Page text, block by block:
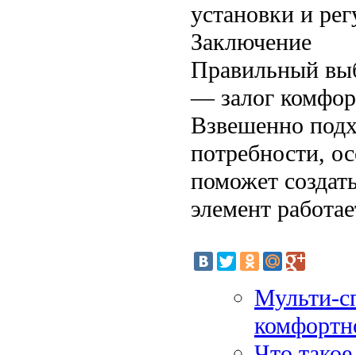
установки и
Заключение
Правильный
— залог
Взвешенно
потребности,
поможет
элемент
Мульти-